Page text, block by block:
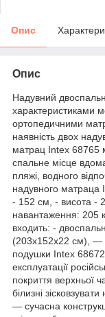
Опис
Опис
Надувний
характеристиками
ортопедичними
наявність двох
матрац Intex 68765
спальне місце
пляжі, водного
надувного
- 152 см, - висота -
навантаження: 205
входить: -
(203х152х22 см), —
подушки Intex
експлуатації
покриття верхньої
білизні
— сучасна